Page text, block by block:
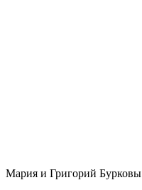
Мария и Григорий Бурковы